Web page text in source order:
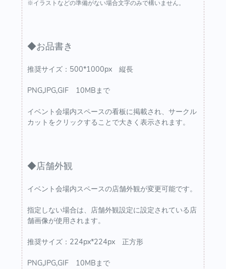
※イラストなどの準備がない場合文字のみで構いません。
◆お品書き
推奨サイズ：500*1000px 縦長
PNG,JPG,GIF 10MBまで
イベント会場内スペースの看板に掲載され、サークル
カットをクリックすることで大きく表示されます。
◆店舗外観
イベント会場内スペースの店舗外観が変更可能です。
指定しない場合は、店舗外観設定に設定されている店
舗画像が使用されます。
推奨サイズ：224px*224px 正方形
PNG,JPG,GIF 10MBまで